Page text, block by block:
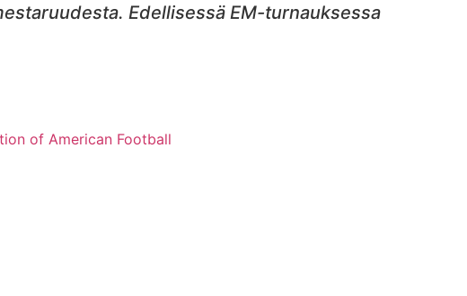
Edellisessä EM-turnauksessa
of American Football